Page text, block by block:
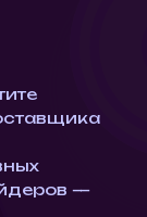
—